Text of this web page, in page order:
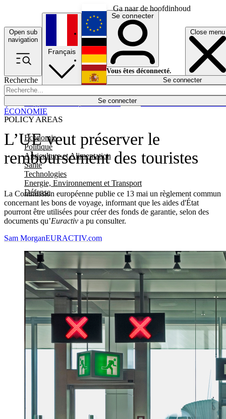
Ga naar de hoofdinhoud
Open sub
navigation
Close menu
Recherche
Se connecter
POLICY AREAS
Economie
Politique
Agriculture et Alimentation
Santé
Technologies
Energie, Environnement et Transport
Défense
Économie
Français
English
Deutsch
Español
Se connecter
Vous êtes déconnecté.
Se connecter
L’UE veut préserver le
remboursement des touristes
La Commission européenne publie ce 13 mai un règlement commun
concernant les bons de voyage, informant que les aides d'État
pourront être utilisées pour créer des fonds de garantie, selon des
documents qu’Euractiv a pu consulter.
ÉCONOMIE
Sam MorganEURACTIV.com